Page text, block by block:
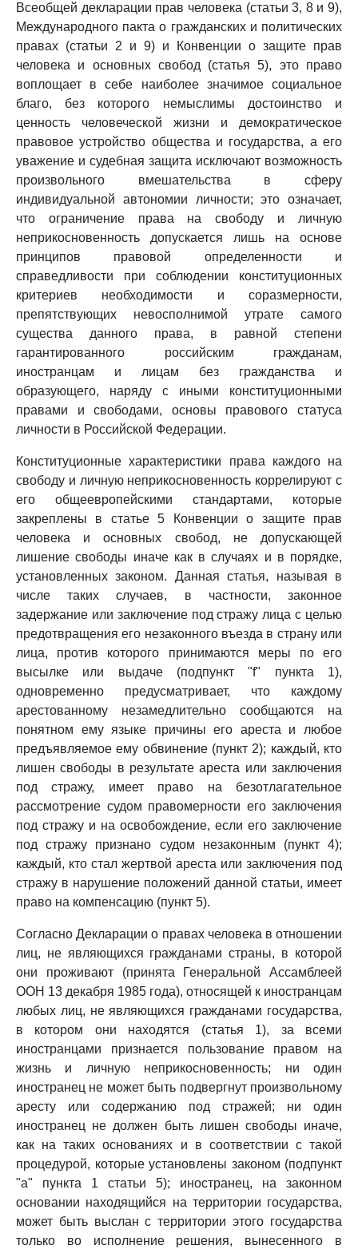
Всеобщей декларации прав человека (статьи 3, 8 и 9),
Международного пакта о гражданских и политических
правах (статьи 2 и 9) и Конвенции о защите прав
человека и основных свобод (статья 5), это право
воплощает в себе наиболее значимое социальное
благо, без которого немыслимы достоинство и
ценность человеческой жизни и демократическое
правовое устройство общества и государства, а его
уважение и судебная защита исключают возможность
произвольного вмешательства в сферу
индивидуальной автономии личности; это означает,
что ограничение права на свободу и личную
неприкосновенность допускается лишь на основе
принципов правовой определенности и
справедливости при соблюдении конституционных
критериев необходимости и соразмерности,
препятствующих невосполнимой утрате самого
существа данного права, в равной степени
гарантированного российским гражданам,
иностранцам и лицам без гражданства и
образующего, наряду с иными конституционными
правами и свободами, основы правового статуса
личности в Российской Федерации.
Конституционные характеристики права каждого на
свободу и личную неприкосновенность коррелируют с
его общеевропейскими стандартами, которые
закреплены в статье 5 Конвенции о защите прав
человека и основных свобод, не допускающей
лишение свободы иначе как в случаях и в порядке,
установленных законом. Данная статья, называя в
числе таких случаев, в частности, законное
задержание или заключение под стражу лица с целью
предотвращения его незаконного въезда в страну или
лица, против которого принимаются меры по его
высылке или выдаче (подпункт "f" пункта 1),
одновременно предусматривает, что каждому
арестованному незамедлительно сообщаются на
понятном ему языке причины его ареста и любое
предъявляемое ему обвинение (пункт 2); каждый, кто
лишен свободы в результате ареста или заключения
под стражу, имеет право на безотлагательное
рассмотрение судом правомерности его заключения
под стражу и на освобождение, если его заключение
под стражу признано судом незаконным (пункт 4);
каждый, кто стал жертвой ареста или заключения под
стражу в нарушение положений данной статьи, имеет
право на компенсацию (пункт 5).
Согласно Декларации о правах человека в отношении
лиц, не являющихся гражданами страны, в которой
они проживают (принята Генеральной Ассамблеей
ООН 13 декабря 1985 года), относящей к иностранцам
любых лиц, не являющихся гражданами государства,
в котором они находятся (статья 1), за всеми
иностранцами признается пользование правом на
жизнь и личную неприкосновенность; ни один
иностранец не может быть подвергнут произвольному
аресту или содержанию под стражей; ни один
иностранец не должен быть лишен свободы иначе,
как на таких основаниях и в соответствии с такой
процедурой, которые установлены законом (подпункт
"a" пункта 1 статьи 5); иностранец, на законном
основании находящийся на территории государства,
может быть выслан с территории этого государства
только во исполнение решения, вынесенного в